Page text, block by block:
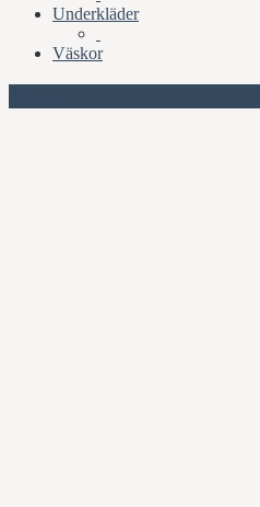
Underkläder
Väskor